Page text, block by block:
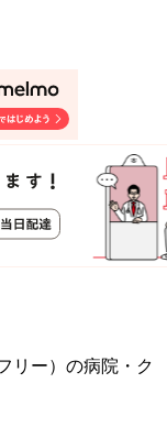
リー）の病院・ク